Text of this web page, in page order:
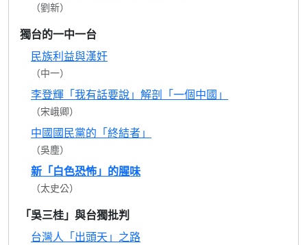
（劉新）
獨台的一中一台
民族利益與漢奸
（中一）
李登輝「我有話要說」解剖「一個中國」
（宋峨卿）
中國國民黨的「終結者」
（吳塵）
新「白色恐怖」的腥味
（太史公）
「吳三桂」與台獨批判
台灣人「出頭天」之路